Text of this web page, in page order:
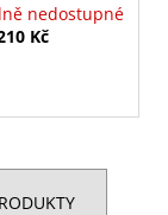
nedostupné
Kč